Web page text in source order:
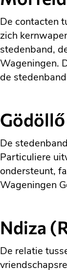
De contacten
zich
stedenband,
Wageningen.
de
De
Particuliere
ondersteunt,
Wageningen
Ndiza
De relatie